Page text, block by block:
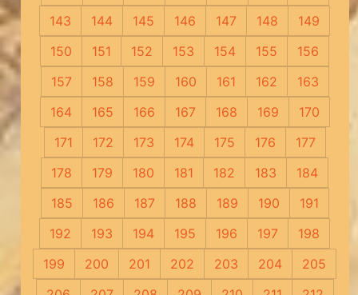
143
144 145 146 147 148
149
150
151 152 153 154 155
156
157
158 159 160 161 162
163
164
165 166 167 168 169
170
171
172 173 174 175 176
177
178
179 180 181 182 183
184
185
186 187 188 189 190
191
192
193 194 195 196 197
198
199
200 201 202 203 204
205